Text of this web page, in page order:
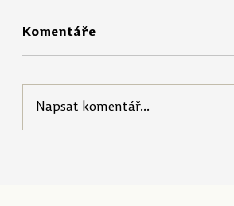
Komentáře
Napsat komentář...